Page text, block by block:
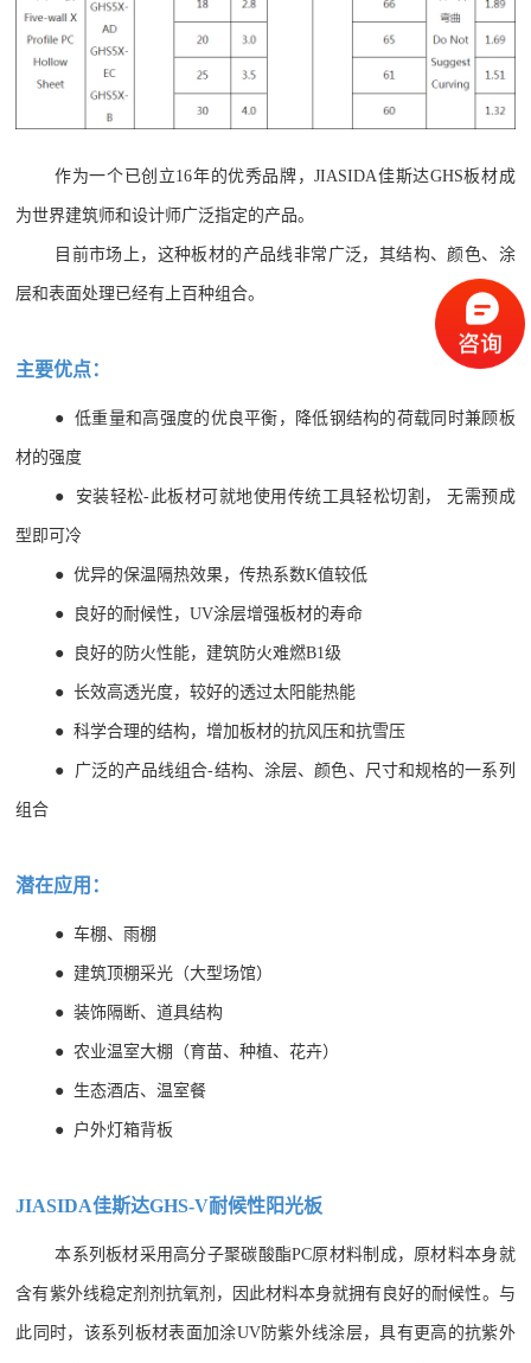
作为一个已创立16年的优秀品牌，JIASIDA佳斯达GHS板材成
为世界建筑师和设计师广泛指定的产品。
目前市场上，这种板材的产品线非常广泛，其结构、颜色、涂
层和表面处理已经有上百种组合。
主要优点：
● 低重量和高强度的优良平衡，降低钢结构的荷载同时兼顾板
材的强度
● 安装轻松-此板材可就地使用传统工具轻松切割， 无需预成
型即可冷
●优异的保温隔热效果，传热系数K值较低
● 良好的耐候性，UV涂层增强板材的寿命
● 良好的防火性能，建筑防火难燃B1级
●长效高透光度，较好的透过太阳能热能
●科学合理的结构，增加板材的抗风压和抗雪压
● 广泛的产品线组合-结构、涂层、颜色、尺寸和规格的一系列
组合
潜在应用：
● 车棚、雨棚
● 建筑顶棚采光（大型场馆）
●装饰隔断、道具结构
●农业温室大棚（育苗、种植、花卉）
● 生态酒店、温室餐
● 户外灯箱背板
JIASIDA佳斯达GHS-V耐候性阳光板
本系列板材采用高分子聚碳酸酯PC原材料制成，原材料本身就
含有紫外线稳定剂剂抗氧剂，因此材料本身就拥有良好的耐候性。与
此同时，该系列板材表面加涂UV防紫外线涂层，具有更高的抗紫外